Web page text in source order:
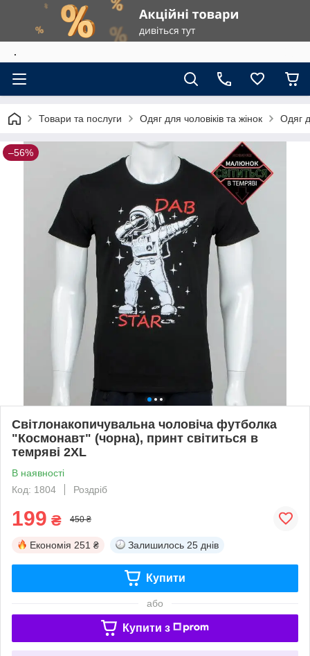
.
Товари та послуги Одяг для чоловіків та жінок Одяг
–56%
Cвітлонакопичувальна чоловіча футболка
"Космонавт" (чорна), принт світиться в
темряві 2XL
В наявності
Код: 1804
Роздріб
199 ₴ 450 ₴
Економія 251 ₴ Залишилось 25 днів
Купити
або
Купити з